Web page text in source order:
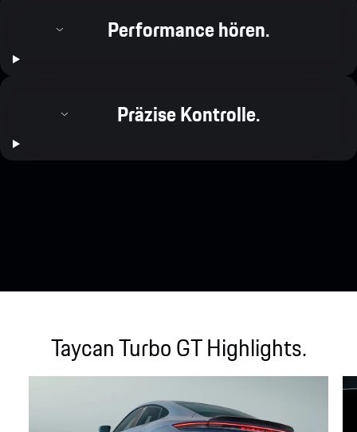
Performance hören.
Präzise Kontrolle.
Taycan Turbo GT Highlights.